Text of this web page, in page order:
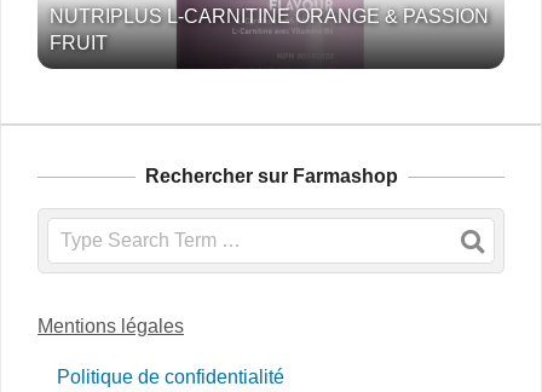
NUTRIPLUS L-CARNITINE ORANGE & PASSION
FRUIT
Rechercher sur Farmashop
Search
Mentions légales
Politique de confidentialité